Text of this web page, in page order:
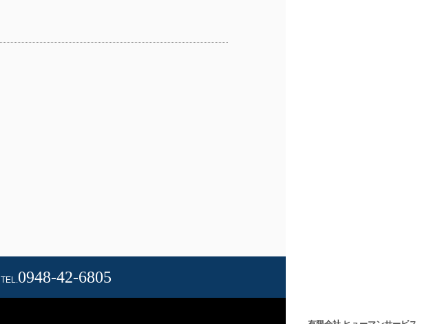
TEL.0948-42-6805